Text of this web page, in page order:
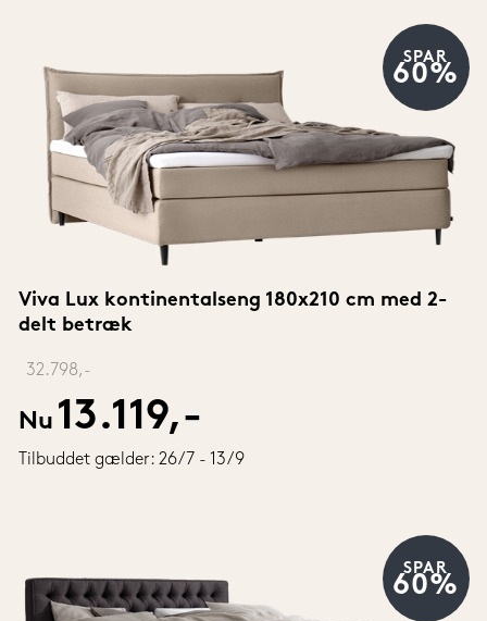
Viva Lux kontinentalseng 180x210 cm med 2-
delt betræk
32.798,-
Nu 13.119,-
Tilbuddet gælder: 26/7 - 13/9
SPAR
60%
SPAR
60%